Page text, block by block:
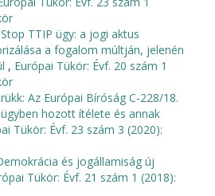
Stop TTIP ügy: a jogi aktus
a fogalom múltján, jelenén
, Európai Tükör: Évf. 20 szám 1
Az Európai Bíróság C-228/18.
hozott ítélete és annak
Tükör: Évf. 23 szám 3 (2020):
és jogállamiság új
Tükör: Évf. 21 szám 1 (2018):